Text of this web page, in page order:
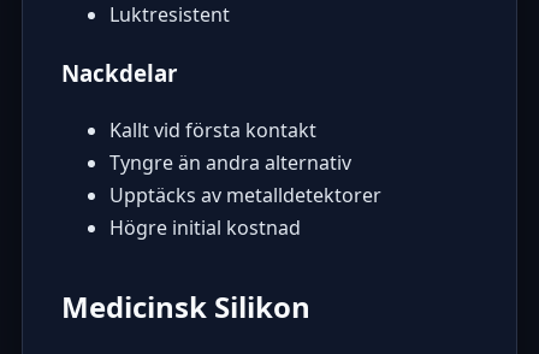
Luktresistent
Nackdelar
Kallt vid första kontakt
Tyngre än andra alternativ
Upptäcks av metalldetektorer
Högre initial kostnad
Medicinsk Silikon